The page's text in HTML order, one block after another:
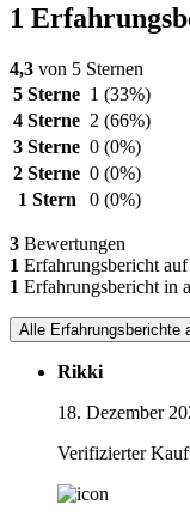
1
4,3 von 5 Sternen
5 Sterne 1 (33%)
4 Sterne 2 (66%)
3 Sterne 0 (0%)
2 Sterne 0 (0%)
1 Stern
0 (0%)
3 Bewertungen
1 Erfahrungsbericht
1 Erfahrungsbericht in
Alle Erfahrungsberichte
Rikki
18. Dezember
Verifizierter Kauf